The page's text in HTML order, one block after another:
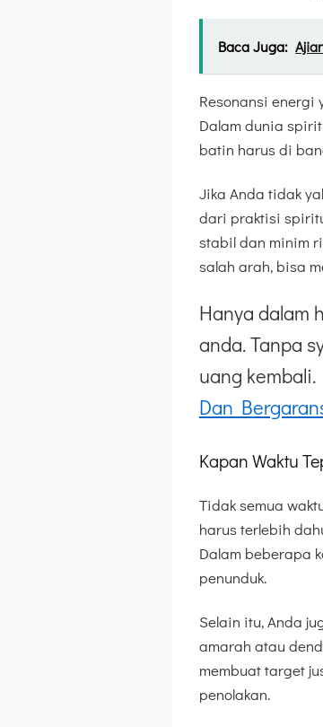
Baca Juga:
Resonansi energi
Dalam dunia
batin harus di
Jika Anda tidak
dari praktisi
stabil dan minim
salah arah, bisa
Hanya dalam
anda. Tanpa
uang
Dan
Kapan Waktu
Tidak semua
harus terlebih
Dalam beberapa
penunduk.
Selain itu, Anda
amarah atau
membuat target
penolakan.